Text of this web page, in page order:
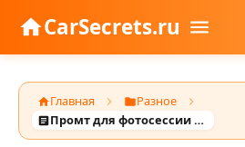
CarSecrets.ru
Главная
Разное
Промт для фотосессии женщины